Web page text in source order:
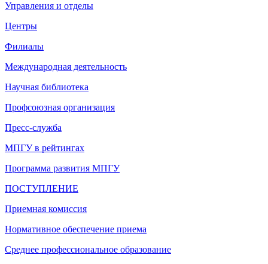
Управления и отделы
Центры
Филиалы
Международная деятельность
Научная библиотека
Профсоюзная организация
Пресс-служба
МПГУ в рейтингах
Программа развития МПГУ
ПОСТУПЛЕНИЕ
Приемная комиссия
Нормативное обеспечение приема
Среднее профессиональное образование